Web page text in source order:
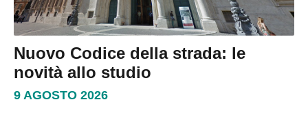
Nuovo Codice della strada: le
novità allo studio
9 AGOSTO 2026